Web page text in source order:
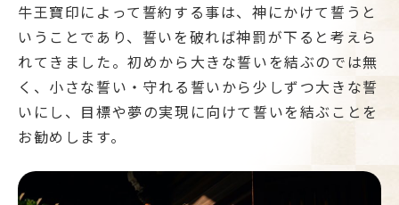
牛王寶印によって誓約する事は、神にかけて誓うと
いうことであり、誓いを破れば神罰が下ると考えら
れてきました。初めから大きな誓いを結ぶのでは無
く、小さな誓い・守れる誓いから少しずつ大きな誓
いにし、目標や夢の実現に向けて誓いを結ぶことを
お勧めします。